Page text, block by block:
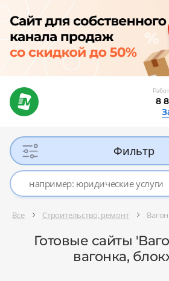
8
Фильтр
Все Строительство, ремонт
Готовые сайты
вагонка,